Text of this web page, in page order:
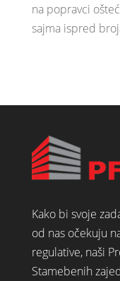
na popravci
sajma ispred
Kako bi svoje
od nas očekuju
regulative, naši
Stamebenih